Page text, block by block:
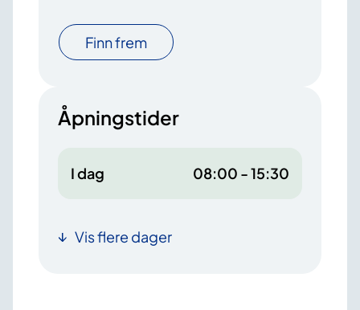
Finn frem
Åpningstider
I dag 08:00 - 15:30
Vis flere dager